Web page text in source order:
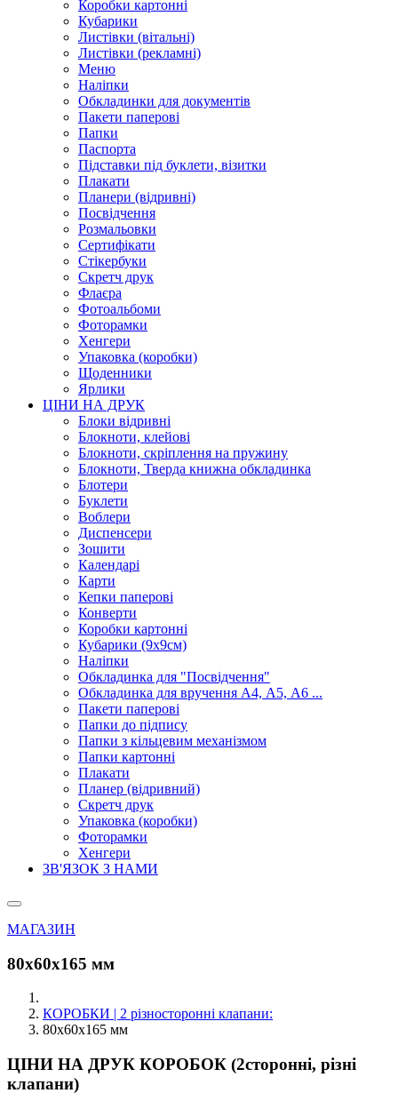
Коробки картонні
Кубарики
Листівки (вітальні)
Листівки (рекламні)
Меню
Наліпки
Обкладинки для документів
Пакети паперові
Папки
Паспорта
Підставки під буклети, візитки
Плакати
Планери (відривні)
Посвідчення
Розмальовки
Сертифікати
Стікербуки
Скретч друк
Флаєра
Фотоальбоми
Фоторамки
Хенгери
Упаковка (коробки)
Щоденники
Ярлики
ЦІНИ НА ДРУК
Блоки відривні
Блокноти, клейові
Блокноти, скріплення на пружину
Блокноти, Тверда книжна обкладинка
Блотери
Буклети
Воблери
Диспенсери
Зошити
Календарі
Карти
Кепки паперові
Конверти
Коробки картонні
Кубарики (9х9см)
Наліпки
Обкладинка для "Посвідчення"
Обкладинка для вручення А4, А5, А6 ...
Пакети паперові
Папки до підпису
Папки з кільцевим механізмом
Папки картонні
Плакати
Планер (відривний)
Скретч друк
Упаковка (коробки)
Фоторамки
Хенгери
ЗВ'ЯЗОК З НАМИ
МАГАЗИН
80х60х165 мм
КОРОБКИ | 2 різносторонні клапани:
80х60х165 мм
ЦІНИ НА ДРУК КОРОБОК (2сторонні, різні
клапани)